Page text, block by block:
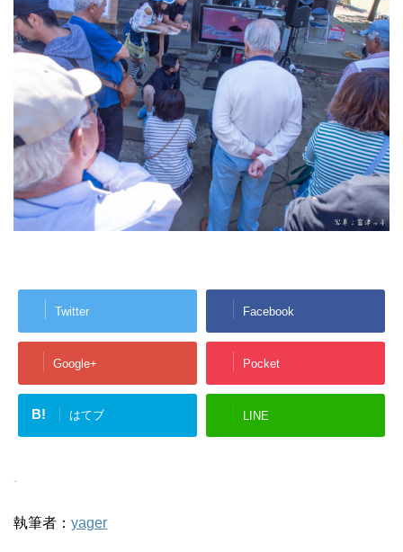
Twitter Facebook
Google+ Pocket
B! はてブ LINE
-
執筆者： yager